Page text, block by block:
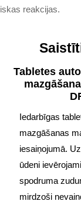
reakcijas.
Tabletes
Iedarbīgas
mazgāšanas
iesaiņojumā.
ūdeni
spodruma
mirdzoši